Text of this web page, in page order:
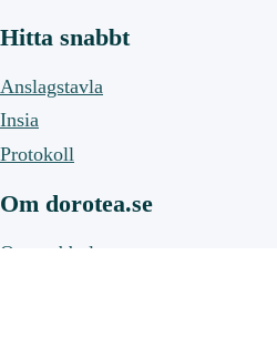
Hitta snabbt
Anslagstavla
Insia
Protokoll
Om dorotea.se
Om webbplatsen